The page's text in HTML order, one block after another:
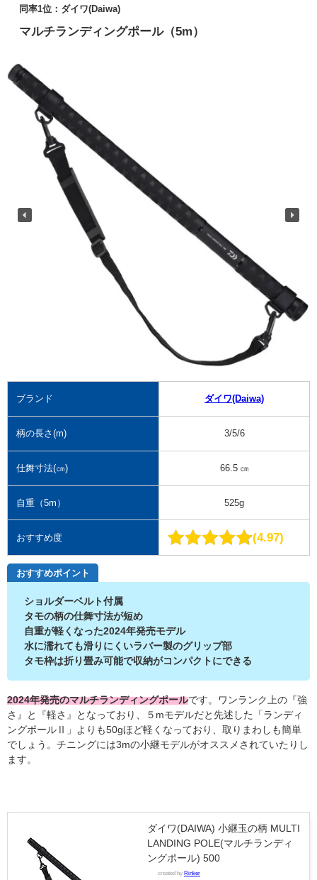
同率1位：ダイワ(Daiwa)
マルチランディングポール（5m）
ブランド ダイワ(Daiwa)
柄の長さ(m) 3/5/6
仕舞寸法(㎝) 66.5 ㎝
自重（5m） 525g
おすすめ度 4.97
おすすめポイント
ショルダーベルト付属
タモの柄の仕舞寸法が短め
自重が軽くなった2024年発売モデル
水に濡れても滑りにくいラバー製のグリップ部
タモ枠は折り畳み可能で収納がコンパクトにできる
2024年発売のマルチランディングポールです。
ワンランク上の『強
さ』と『軽さ』となっており、５mモデルだと先述した「ランディ
ングポールⅡ」よりも50gほど軽くなっており、取りまわしも簡単
でしょう。チニングには3mの小継モデルがオススメされていたりし
ます。
ダイワ(DAIWA) 小継玉の柄 MULTI
LANDING POLE(マルチランディ
ングポール) 500
created by Rinker